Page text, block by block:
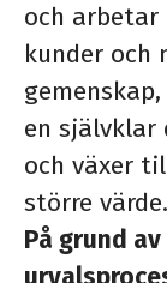
och arbetar
kunder och
en självklar
och växer
större värde.
På grund